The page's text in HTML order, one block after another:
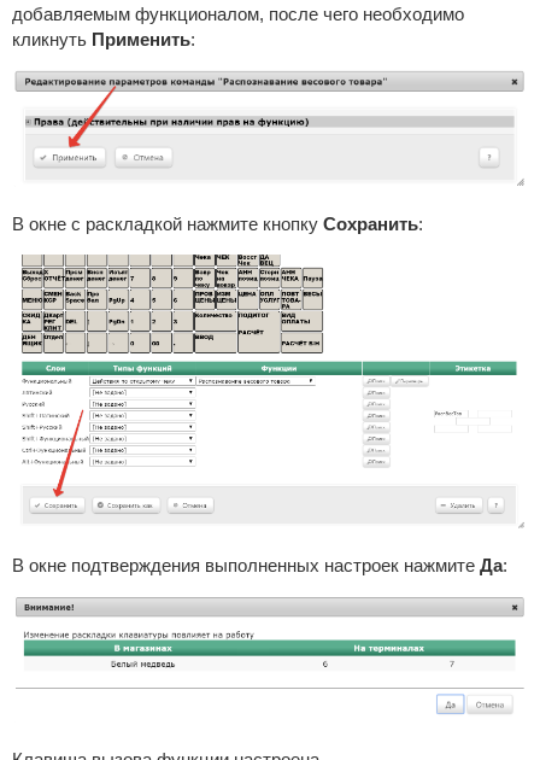
добавляемым функционалом, после чего необходимо
кликнуть Применить:
В окне с раскладкой нажмите кнопку Сохранить:
В окне подтверждения выполненных настроек нажмите Да: